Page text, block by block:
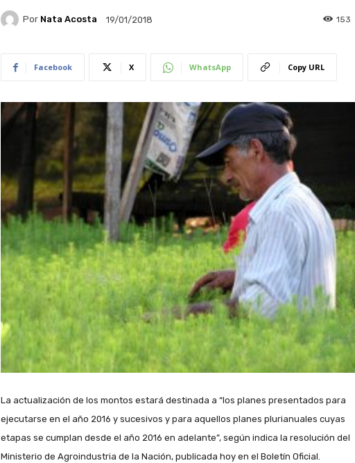
Por Nata Acosta 19/01/2018 153
Facebook X WhatsApp Copy URL
La actualización de los montos estará destinada a “los planes presentados para
ejecutarse en el año 2016 y sucesivos y para aquellos planes plurianuales cuyas
etapas se cumplan desde el año 2016 en adelante”, según indica la resolución del
Ministerio de Agroindustria de la Nación, publicada hoy en el Boletín Oficial.